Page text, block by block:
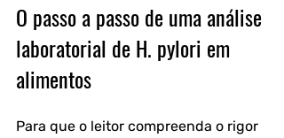
O passo a passo de uma análise
laboratorial de H. pylori em
alimentos
Para que o leitor compreenda o rigor